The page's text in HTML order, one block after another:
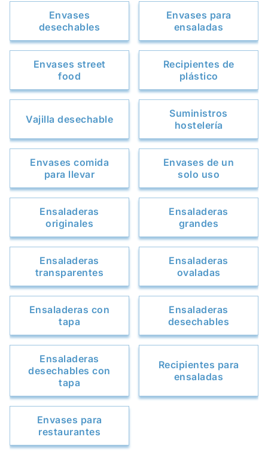
Envases
desechables
Envases para
ensaladas
Envases street
food
Recipientes de
plástico
Vajilla desechable
Suministros
hostelería
Envases comida
para llevar
Envases de un
solo uso
Ensaladeras
originales
Ensaladeras
grandes
Ensaladeras
transparentes
Ensaladeras
ovaladas
Ensaladeras con
tapa
Ensaladeras
desechables
Ensaladeras
desechables con
tapa
Recipientes para
ensaladas
Envases para
restaurantes